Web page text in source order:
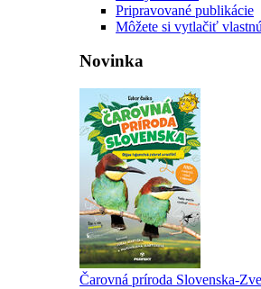
Pripravované publikácie
Môžete si vytlačiť
Novinka
Čarovná príroda Slovenska-